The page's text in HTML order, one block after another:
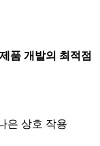
품 개발의 최적점
은 상호 작용